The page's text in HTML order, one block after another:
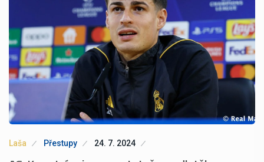
Laša Přestupy 24. 7. 2024